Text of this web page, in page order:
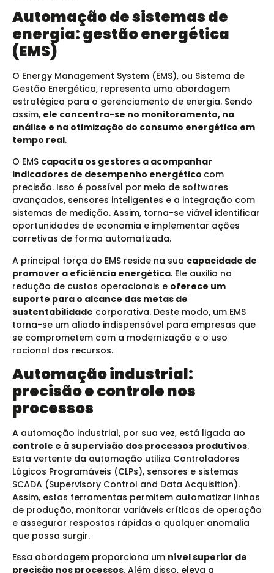
Automação de sistemas de
energia: gestão energética
(EMS)
O Energy Management System (EMS), ou Sistema de
Gestão Energética, representa uma abordagem
estratégica para o gerenciamento de energia. Sendo
assim, ele concentra-se no monitoramento, na
análise e na otimização do consumo energético em
tempo real.
O EMS capacita os gestores a acompanhar
indicadores de desempenho energético com
precisão. Isso é possível por meio de softwares
avançados, sensores inteligentes e a integração com
sistemas de medição. Assim, torna-se viável identificar
oportunidades de economia e implementar ações
corretivas de forma automatizada.
A principal força do EMS reside na sua capacidade de
promover a eficiência energética. Ele auxilia na
redução de custos operacionais e oferece um
suporte para o alcance das metas de
sustentabilidade corporativa. Deste modo, um EMS
torna-se um aliado indispensável para empresas que
se comprometem com a modernização e o uso
racional dos recursos.
Automação industrial:
precisão e controle nos
processos
A automação industrial, por sua vez, está ligada ao
controle e à supervisão dos processos produtivos.
Esta vertente da automação utiliza Controladores
Lógicos Programáveis (CLPs), sensores e sistemas
SCADA (Supervisory Control and Data Acquisition).
Assim, estas ferramentas permitem automatizar linhas
de produção, monitorar variáveis críticas de operação
e assegurar respostas rápidas a qualquer anomalia
que possa surgir.
Essa abordagem proporciona um nível superior de
precisão nos processos. Além disso, eleva a